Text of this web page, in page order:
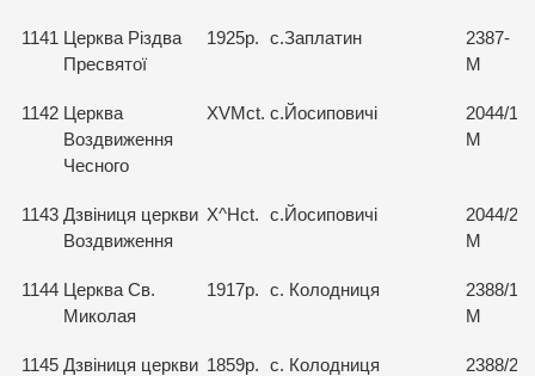
1141 Церква Різдва
Пресвятої
1925р. с.Заплатин
2387-
М
1142 Церква
Воздвиження
Чесного
XVMct. с.Йосиповичі
2044/1-
М
1143 Дзвіниця церкви
Воздвиження
X^Hct. с.Йосиповичі
2044/2-
М
1144 Церква Св.
Миколая
1917р. с. Колодниця
2388/1-
М
1145 Дзвіниця церкви 1859р. с. Колодниця
2388/2-